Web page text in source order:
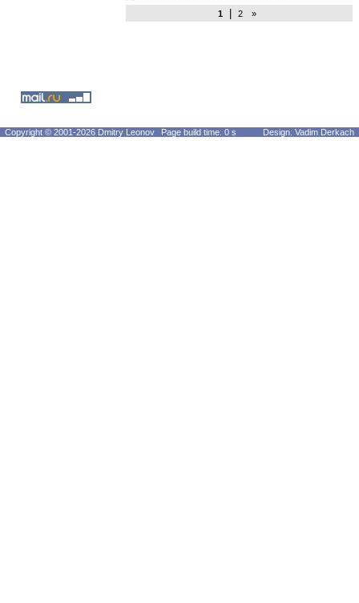
1| 2 »
Copyright © 2001-2026 Dmitry Leonov Page build time: 0 s Design: Vadim Derkach